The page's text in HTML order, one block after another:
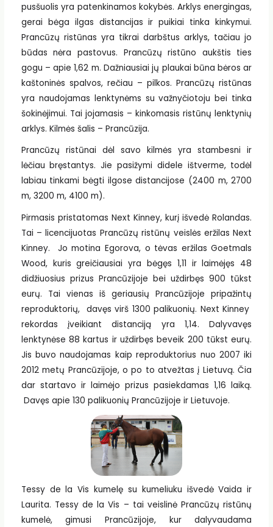
pusšuolis yra patenkinamos kokybės. Arklys energingas,
gerai bėga ilgas distancijas ir puikiai tinka kinkymui.
Prancūzų ristūnas yra tikrai darbštus arklys, tačiau jo
būdas nėra pastovus. Prancūzų ristūno aukštis ties
gogu – apie 1,62 m. Dažniausiai jų plaukai būna bėros ar
kaštoninės spalvos, rečiau – pilkos. Prancūzų ristūnas
yra naudojamas lenktynėms su važnyčiotoju bei tinka
šokinėjimui. Tai jojamasis – kinkomasis ristūnų lenktynių
arklys. Kilmės šalis – Prancūzija.
Prancūzų ristūnai dėl savo kilmės yra stambesni ir
lėčiau bręstantys. Jie pasižymi didele ištverme, todėl
labiau tinkami bėgti ilgose distancijose (2400 m, 2700
m, 3200 m, 4100 m).
Pirmasis pristatomas Next Kinney, kurį išvedė Rolandas.
Tai – licencijuotas Prancūzų ristūnų veislės eržilas Next
Kinney. Jo motina Egorova, o tėvas eržilas Goetmals
Wood, kuris greičiausiai yra bėgęs 1,11 ir laimėjęs 48
didžiuosius prizus Prancūzijoje bei uždirbęs 900 tūkst
eurų. Tai vienas iš geriausių Prancūzijoje pripažintų
reproduktorių, davęs virš 1300 palikuonių. Next Kinney
rekordas įveikiant distanciją yra 1,14. Dalyvavęs
lenktynėse 88 kartus ir uždirbęs beveik 200 tūkst eurų.
Jis buvo naudojamas kaip reproduktorius nuo 2007 iki
2012 metų Prancūzijoje, o po to atvežtas į Lietuvą. Čia
dar startavo ir laimėjo prizus pasiekdamas 1,16 laiką.
Davęs apie 130 palikuonių Prancūzijoje ir Lietuvoje.
Tessy de la Vis kumelę su kumeliuku išvedė Vaida ir
Laurita. Tessy de la Vis – tai veislinė Prancūzų ristūnų
kumelė, gimusi Prancūzijoje, kur dalyvaudama